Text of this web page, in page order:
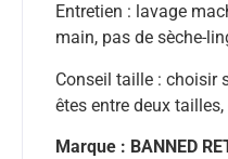
Entretien : lavage
main, pas de sèche-
Conseil taille : choisir
êtes entre deux
Marque : BANNED